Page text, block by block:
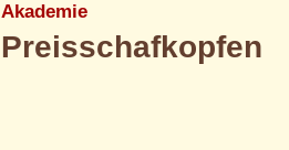
Akademie
Preisschafkopfen